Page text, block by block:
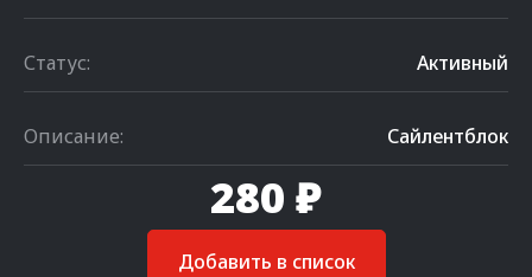
Статус: Активный
Описание: Сайлентблок
280 ₽
Добавить в список